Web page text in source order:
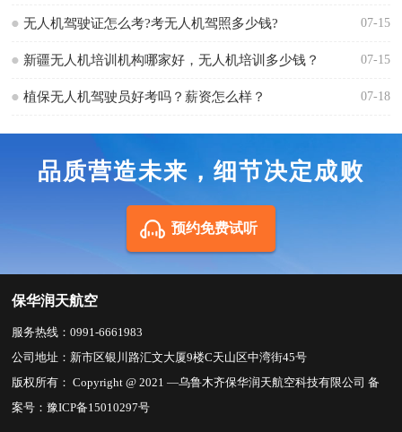
07-15
无人机驾驶证怎么考?考无人机驾照多少钱?
07-15
新疆无人机培训机构哪家好，无人机培训多少钱？
07-18
植保无人机驾驶员好考吗？薪资怎么样？
品质营造未来，细节决定成败
预约免费试听
保华润天航空
服务热线：0991-6661983
公司地址：新市区银川路汇文大厦9楼C天山区中湾街45号
版权所有： Copyright @ 2021 —乌鲁木齐保华润天航空科技有限公司 备
案号：豫ICP备15010297号